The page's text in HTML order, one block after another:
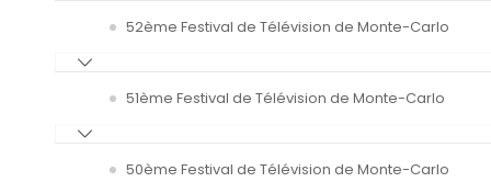
52ème Festival de Télévision de Monte-Carlo
51ème Festival de Télévision de Monte-Carlo
50ème Festival de Télévision de Monte-Carlo